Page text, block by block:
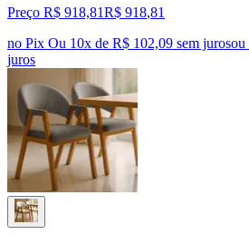
Preço R$ 918,81R$ 918,81
no Pix Ou 10x de R$ 102,09 sem jurosou
juros